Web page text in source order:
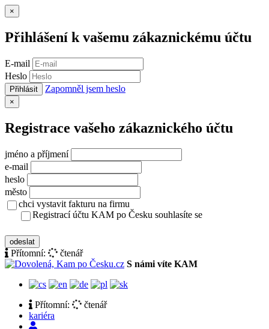
×
Přihlášení k vašemu zákaznickému účtu
E-mail
Heslo
Přihlásit Zapomněl jsem heslo
×
Registrace vašeho zákaznického účtu
jméno a příjmení
e-mail
heslo
město
chci vystavit fakturu na firmu
Registrací účtu KAM po Česku souhlasíte se
odeslat
Přítomní:
čtenář
S námi víte KAM
Přítomní:
čtenář
kariéra